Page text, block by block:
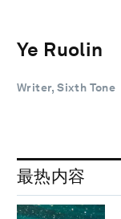
Ye Ruolin
Writer, Sixth Tone
最热内容